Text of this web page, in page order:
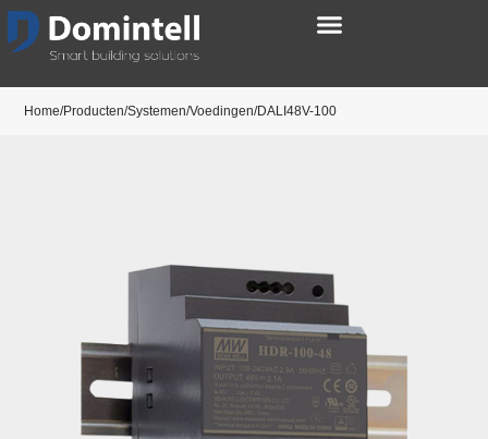
Home/Producten/Systemen/Voedingen/DALI48V-100